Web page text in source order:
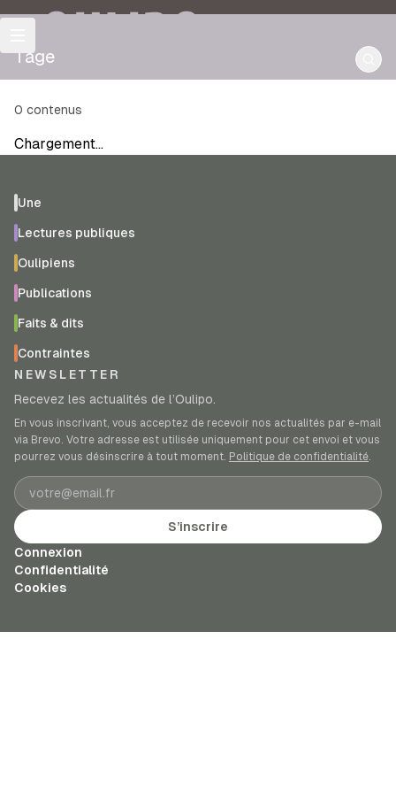
OULIPO
Tage
0 contenus
Chargement…
Une
Lectures publiques
Oulipiens
Publications
Faits & dits
Contraintes
NEWSLETTER
Recevez les actualités de l’Oulipo.
En vous inscrivant, vous acceptez de recevoir nos actualités par e-mail
via Brevo. Votre adresse est utilisée uniquement pour cet envoi et vous
pourrez vous désinscrire à tout moment. Politique de confidentialité.
Adresse e-mail
S’inscrire
Connexion
Confidentialité
Cookies